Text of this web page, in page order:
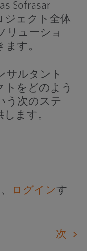
Sofrasar
ジェクト全体
リューショ
す。
サルタント
トをどのよう
う次のステ
ます。
ログインす
次